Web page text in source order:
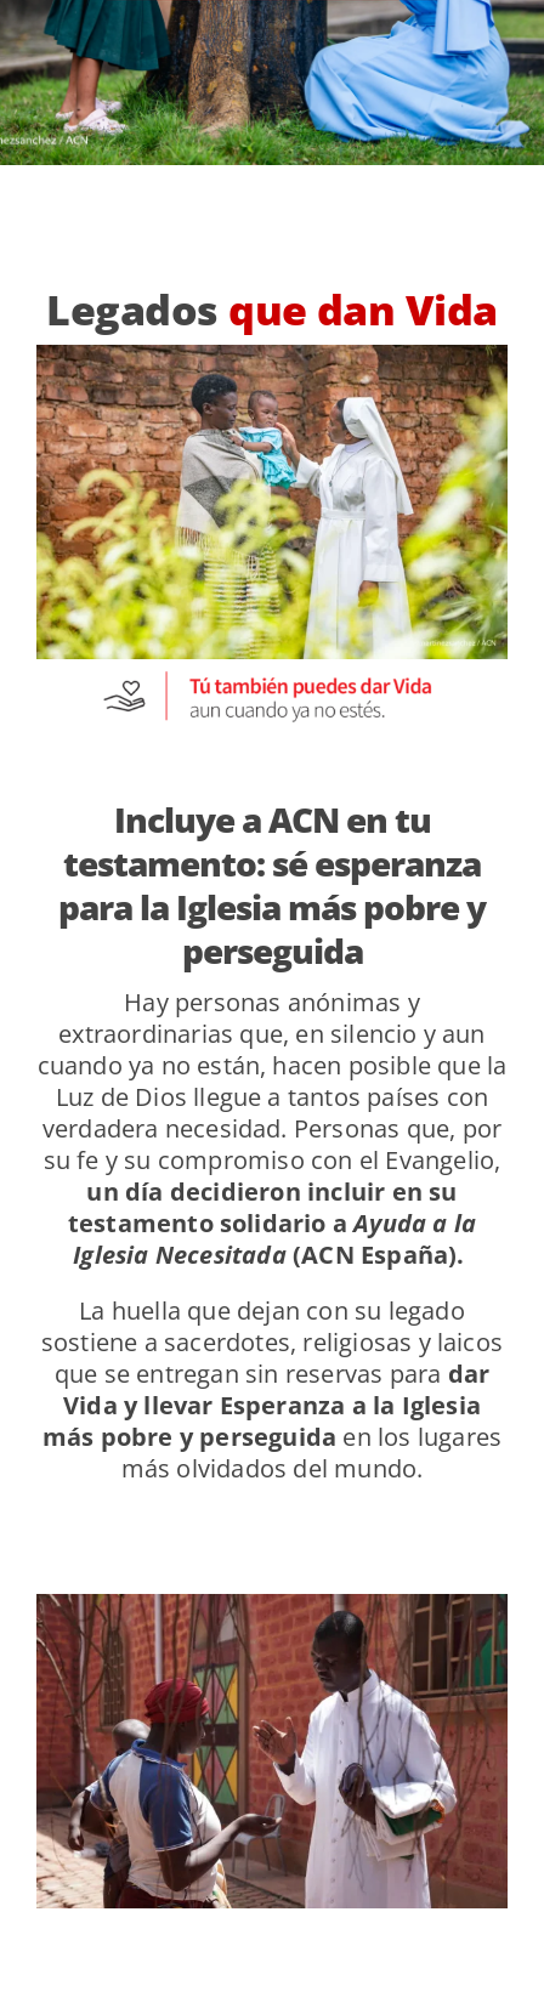
Legados que dan Vida
Incluye a ACN en tu
testamento: sé esperanza
para la Iglesia más pobre y
perseguida
Hay personas anónimas y
extraordinarias que, en silencio y aun
cuando ya no están, hacen posible que la
Luz de Dios llegue a tantos países con
verdadera necesidad. Personas que, por
su fe y su compromiso con el Evangelio,
un día decidieron incluir en su
testamento solidario aAyuda a la
Iglesia Necesitada(ACN España).
La huella que dejan con su legado
sostiene a sacerdotes, religiosas y laicos
que se entregan sin reservas para dar
Vida y llevar Esperanza a la Iglesia
más pobre y perseguida en los lugares
más olvidados del mundo.